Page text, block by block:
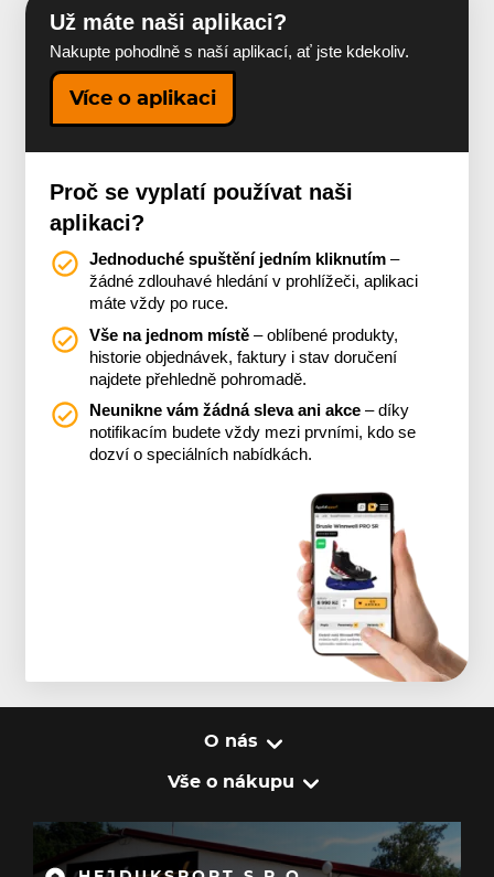
Už máte naši aplikaci?
Nakupte pohodlně s naší aplikací, ať jste kdekoliv.
Více o aplikaci
Proč se vyplatí používat naši
aplikaci?
Jednoduché spuštění jedním kliknutím –
žádné zdlouhavé hledání v prohlížeči, aplikaci
máte vždy po ruce.
Vše na jednom místě – oblíbené produkty,
historie objednávek, faktury i stav doručení
najdete přehledně pohromadě.
Neunikne vám žádná sleva ani akce – díky
notifikacím budete vždy mezi prvními, kdo se
dozví o speciálních nabídkách.
O nás
Vše o nákupu